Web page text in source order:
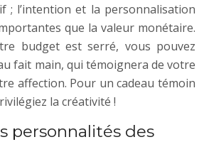
; l’intention et la personnalisation
que la valeur monétaire.
budget est serré, vous pouvez
fait main, qui témoignera de votre
affection. Pour un cadeau témoin
la créativité !
personnalités des